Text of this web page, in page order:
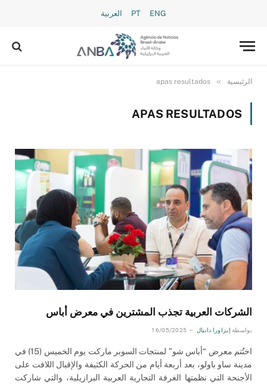
PT ENG العربية
الرئيسية »
apas resultados
APAS RESULTADOS
الشركات العربية تجذب المشترين في معرض أباس
بواسطة إيزاورا دانيال 16/05/2025
اختُتم معرض “أباس شو” لمنتجات السوبر ماركت يوم الخميس (15) في
مدينة ساو باولو، بعد أربعة أيام من الحركة الكثيفة والإقبال اللافت على
الأجنحة التي نظمتها الغرفة التجارية العربية البرازيلية، والتي شاركت